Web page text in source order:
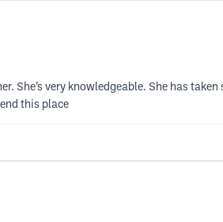
She’s very knowledgeable. She has
this place